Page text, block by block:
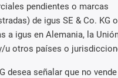
pendientes o marcas
de igus SE & Co. KG
a igus en Alemania, la
u otros países o
desea señalar que no vende